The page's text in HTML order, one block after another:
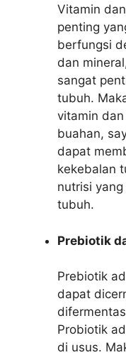
Vitamin
penting
berfungsi
dan
sangat
tubuh.
vitamin
buahan,
dapat
kekebalan
nutrisi
tubuh.
Prebiotik
Prebiotik
dapat
Probiotik
di usus.